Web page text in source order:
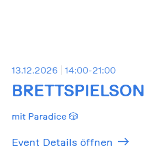
13.12.2026 14:00-21:00
mit Paradice 🎲
Event Details öffnen